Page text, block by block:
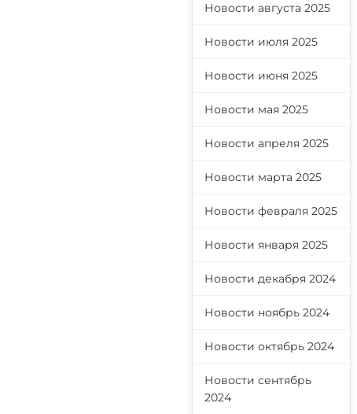
Новости августа 2025
Новости июля 2025
Новости июня 2025
Новости мая 2025
Новости апреля 2025
Новости марта 2025
Новости февраля 2025
Новости января 2025
Новости декабря 2024
Новости ноябрь 2024
Новости октябрь 2024
Новости сентябрь
2024